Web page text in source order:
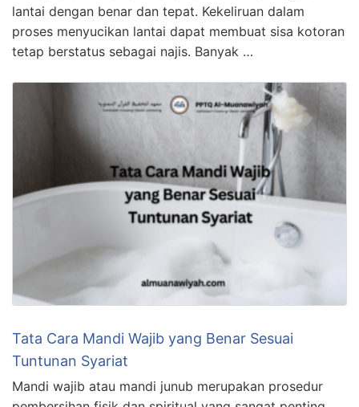
lantai dengan benar dan tepat. Kekeliruan dalam
proses menyucikan lantai dapat membuat sisa kotoran
tetap berstatus sebagai najis. Banyak …
Tata Cara Mandi Wajib yang Benar Sesuai
Tuntunan Syariat
Mandi wajib atau mandi junub merupakan prosedur